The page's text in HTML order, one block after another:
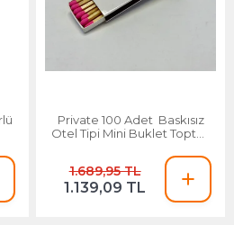
Private 100 Adet Baskısız
Otel Tipi Mini Buklet Toptan
Hediyelik Kibrit
1.689,95 TL
1.139,09 TL